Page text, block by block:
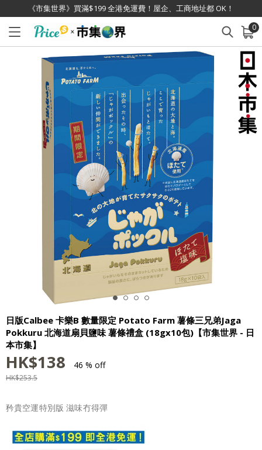
《市集世界》買滿$199 全港免運費！屋企、工商地址都 OK！
0
已加入購物車 查看
日版Calbee 卡樂B 數量限定 Potato Farm 薯條三兄弟Jaga
Pokkuru 北海道扇貝鹽味 薯條禮盒 (18gx10包)【市集世界 - 日
本市集】
HK$138 46 % off
HK$253.5
矜貴空運特別版 滋味冇得彈